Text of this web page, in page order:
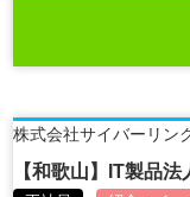
株式会社サイバーリン
【和歌山】IT製品